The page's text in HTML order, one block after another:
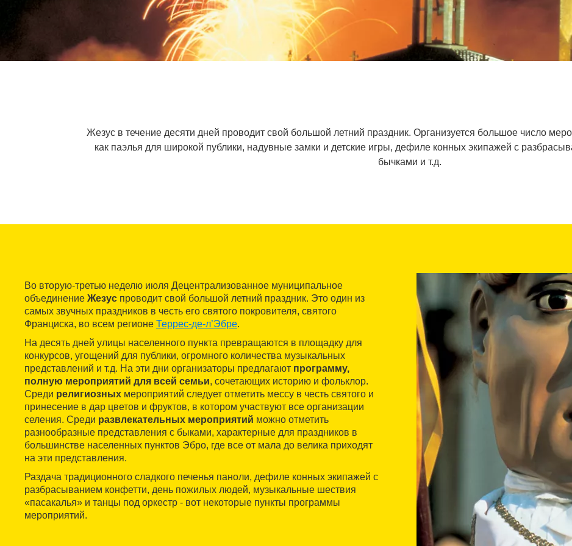
Жезус в течение десяти дней проводит свой большой летний праздник. Организуется большое число
как паэлья для широкой публики, надувные замки и детские игры, дефиле конных экипажей с
бычками и т.д.
Во вторую-третью неделю июля Децентрализованное муниципальное
объединение Жезус проводит свой большой летний праздник. Это один из
самых звучных праздников в честь его святого покровителя, святого
Франциска, во всем регионе Террес-де-л’Эбре.
На десять дней улицы населенного пункта превращаются в площадку для
конкурсов, угощений для публики, огромного количества музыкальных
представлений и т.д. На эти дни организаторы предлагают программу,
полную мероприятий для всей семьи, сочетающих историю и фольклор.
Среди религиозных мероприятий следует отметить мессу в честь святого и
принесение в дар цветов и фруктов, в котором участвуют все организации
селения. Среди развлекательных мероприятий можно отметить
разнообразные представления с быками, характерные для праздников в
большинстве населенных пунктов Эбро, где все от мала до велика приходят
на эти представления.
Раздача традиционного сладкого печенья паноли, дефиле конных экипажей с
разбрасыванием конфетти, день пожилых людей, музыкальные шествия
«пасакалья» и танцы под оркестр - вот некоторые пункты программы
мероприятий.